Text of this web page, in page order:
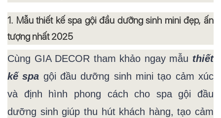
1. Mẫu thiết kế spa gội đầu dưỡng sinh mini đẹp, ấn
tượng nhất 2025
Cùng GIADECOR tham khảo ngay mẫu thiết
kế spa gội đầu dưỡng sinh mini tạo cảm xúc
và định hình phong cách cho spa gội đầu
dưỡng sinh giúp thu hút khách hàng, tạo cảm